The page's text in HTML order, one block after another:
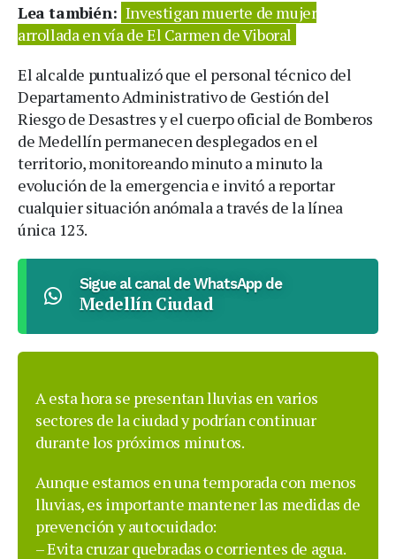
Lea también: Investigan muerte de mujer
arrollada en vía de El Carmen de Viboral
El alcalde puntualizó que el personal técnico del
Departamento Administrativo de Gestión del
Riesgo de Desastres y el cuerpo oficial de Bomberos
de Medellín permanecen desplegados en el
territorio, monitoreando minuto a minuto la
evolución de la emergencia e invitó a reportar
cualquier situación anómala a través de la línea
única 123.
Sigue al canal de WhatsApp de
Medellín Ciudad
A esta hora se presentan lluvias en varios
sectores de la ciudad y podrían continuar
durante los próximos minutos.
Aunque estamos en una temporada con menos
lluvias, es importante mantener las medidas de
prevención y autocuidado:
– Evita cruzar quebradas o corrientes de agua.